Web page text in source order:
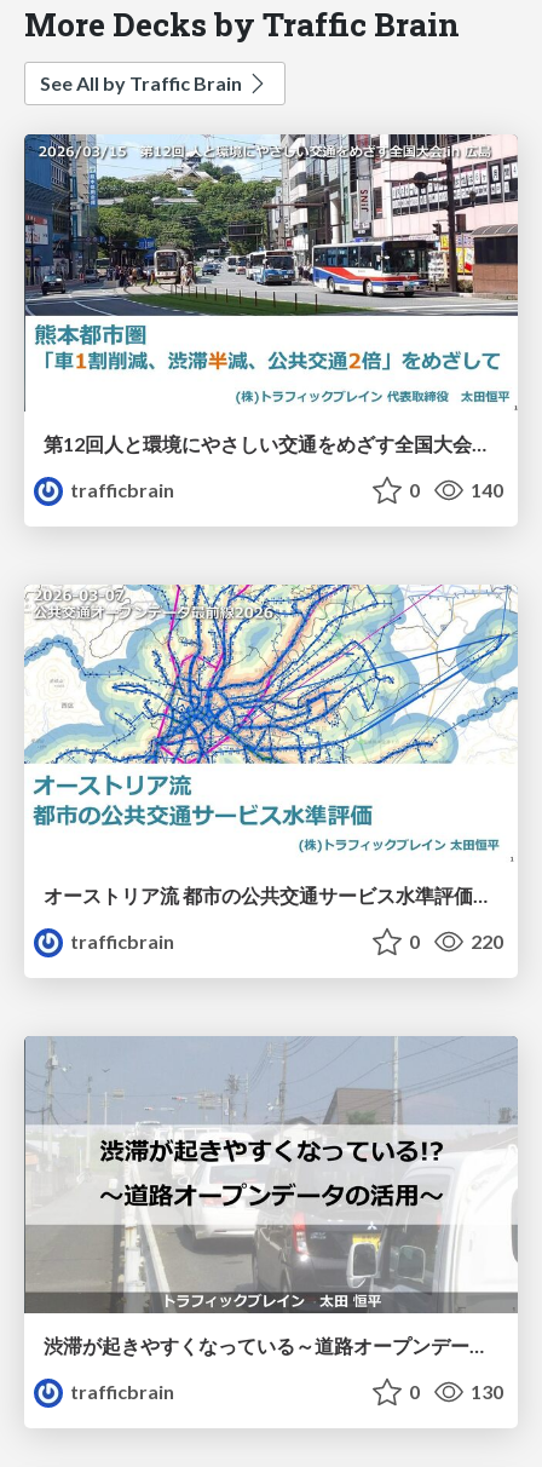
More Decks by Traffic Brain
See All by Traffic Brain
第12回人と環境にやさしい交通をめざす全国大会／熊本都市圏「車1割削減、渋滞半減、公共交通2倍」をめざして
trafficbrain
0 140
trafficbrain
0 220
渋滞が起きやすくなっている～道路オープンデータの活用～@公共交通オープンデータ最前線.pdf
trafficbrain
0 130